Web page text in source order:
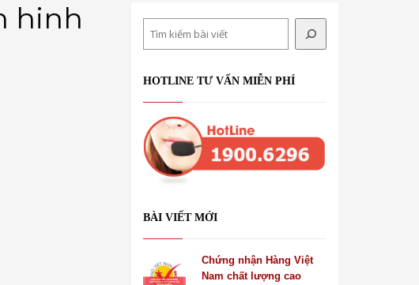
hinh
HOTLINE TƯ VẤN MIỄN PHÍ
BÀI VIẾT MỚI
Chứng nhận Hàng Việt
Nam chất lượng cao